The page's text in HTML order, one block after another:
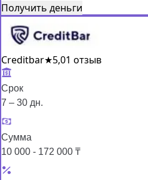
Получить деньги
Creditbar★5,01 отзыв
Срок
7 – 30 дн.
Сумма
10 000 - 172 000 ₸